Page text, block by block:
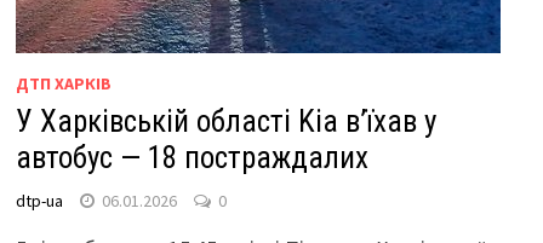
ДТП ХАРКІВ
У Харківській області Kia в’їхав у
автобус — 18 постраждалих
dtp-ua 06.01.2026 0